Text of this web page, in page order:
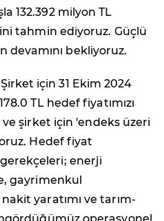
132.392 milyon TL
tahmin ediyoruz. Güçlü
bekliyoruz.
Şirket için 31 Ekim 2024
TL hedef fiyatımızı
ve şirket için 'endeks üzeri
Hedef fiyat
enerji
gayrimenkul
yaratımı ve tarım-
operasyonel